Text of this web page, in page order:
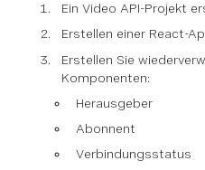
Ein Video API-Projekt
Erstellen einer React-
Erstellen Sie
Komponenten:
Herausgeber
Abonnent
Verbindungsstatus